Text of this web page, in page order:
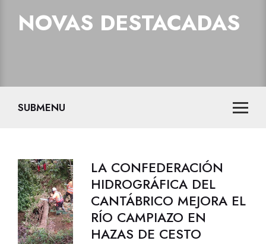
NOVAS DESTACADAS
SUBMENU
LA CONFEDERACIÓN
HIDROGRÁFICA DEL
CANTÁBRICO MEJORA EL
RÍO CAMPIAZO EN
HAZAS DE CESTO